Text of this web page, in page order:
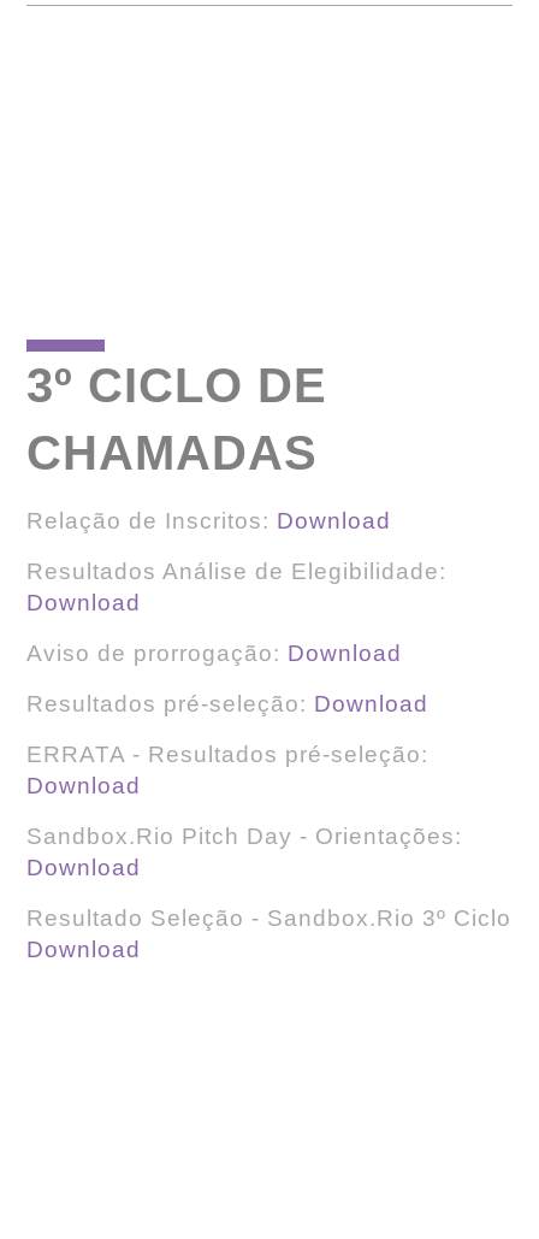
3º CICLO DE
CHAMADAS
Relação de Inscritos: Download
Resultados Análise de Elegibilidade:
Download
Aviso de prorrogação: Download
Resultados pré-seleção: Download
ERRATA - Resultados pré-seleção:
Download
Sandbox.Rio Pitch Day - Orientações:
Download
Resultado Seleção - Sandbox.Rio 3º Ciclo
Download